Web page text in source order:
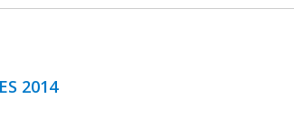
2014